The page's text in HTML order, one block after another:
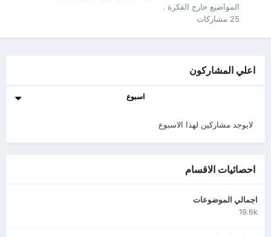
المواضيع خارج الفكرة .
25
مشاركات
اعلي المشاركون
اسبوع
لايوجد مشاركين لهذا الاسبوع
احصائيات الاقسام
اجمالي الموضوعات
19.6k